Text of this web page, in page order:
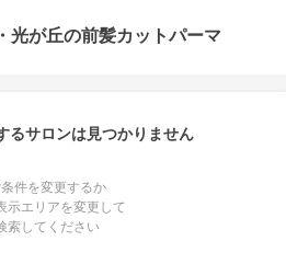
光が丘の前髪カットパーマ
るサロンは見つかりません
件を変更するか
示エリアを変更して
索してください